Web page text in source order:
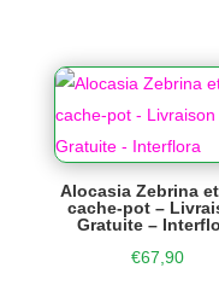
Alocasia Zebrina
cache-pot –
Gratuite –
€67,90